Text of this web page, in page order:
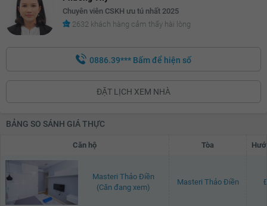
Chuyên viên CSKH ưu tú nhất 2025
2632 khách hàng cảm thấy hài lòng
0886.39*** Bấm để hiện số
ĐẶT LỊCH XEM NHÀ
BẢNG SO SÁNH GIÁ THỰC
Căn hộ Tòa
Masteri Thảo Điền
(Căn đang xem)
Masteri Thảo Điền